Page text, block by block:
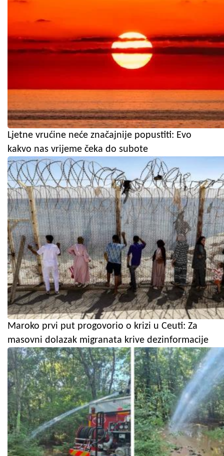
Ljetne vrućine neće značajnije popustiti: Evo
kakvo nas vrijeme čeka do subote
Maroko prvi put progovorio o krizi u Ceuti: Za
masovni dolazak migranata krive dezinformacije